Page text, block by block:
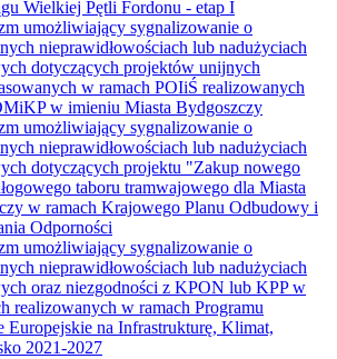
Wielkiej Pętli Fordonu - etap I
umożliwiający sygnalizowanie o
nieprawidłowościach lub nadużyciach
dotyczących projektów unijnych
w ramach POIiŚ realizowanych
w imieniu Miasta Bydgoszczy
umożliwiający sygnalizowanie o
nieprawidłowościach lub nadużyciach
dotyczących projektu "Zakup nowego
taboru tramwajowego dla Miasta
w ramach Krajowego Planu Odbudowy i
Odporności
umożliwiający sygnalizowanie o
nieprawidłowościach lub nadużyciach
oraz niezgodności z KPON lub KPP w
realizowanych w ramach Programu
Europejskie na Infrastrukturę, Klimat,
2021-2027